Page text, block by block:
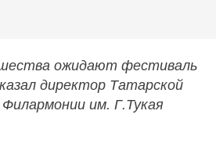
ожидают фестиваль
директор Татарской
им. Г.Тукая